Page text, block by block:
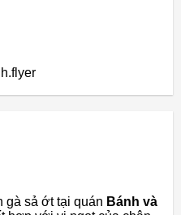
gà sả ớt tại quán Bánh và